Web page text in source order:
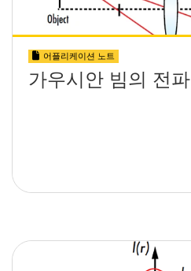
어플리케이션 노트
가우시안 빔의 전파